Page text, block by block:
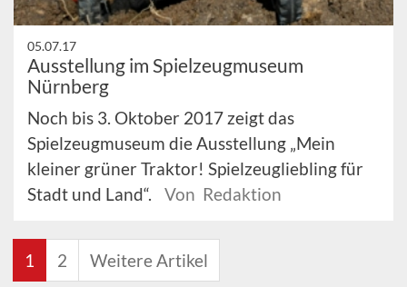
05.07.17
Ausstellung im Spielzeugmuseum
Nürnberg
Noch bis 3. Oktober 2017 zeigt das
Spielzeugmuseum die Ausstellung „Mein
kleiner grüner Traktor! Spielzeugliebling für
Stadt und Land“.
Von Redaktion
1 2 Weitere Artikel